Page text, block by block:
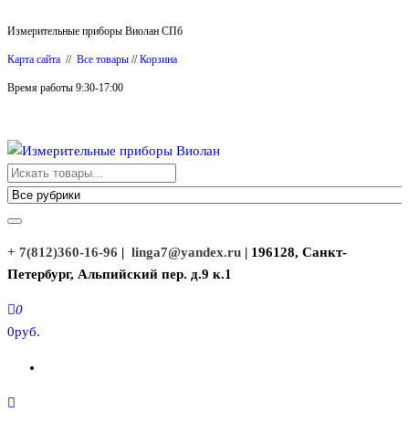
к
содержимому
Измерительные приборы Виолан СПб
Карта сайта // Все товары //Корзина
Время работы 9:30-17:00
Измерительные приборы Виолан
+ 7(812)360-16-96 | linga7@yandex.ru | 196128, Санкт-
Петербург, Альпийский пер. д.9 к.1
0
0руб.